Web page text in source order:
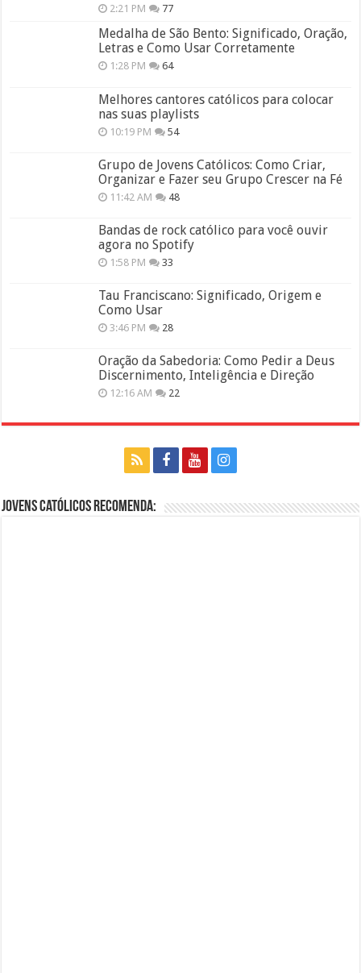
2:21 PM 77
Medalha de São Bento: Significado, Oração,
Letras e Como Usar Corretamente
1:28 PM 64
Melhores cantores católicos para colocar
nas suas playlists
10:19 PM 54
Grupo de Jovens Católicos: Como Criar,
Organizar e Fazer seu Grupo Crescer na Fé
11:42 AM 48
Bandas de rock católico para você ouvir
agora no Spotify
1:58 PM 33
Tau Franciscano: Significado, Origem e
Como Usar
3:46 PM 28
Oração da Sabedoria: Como Pedir a Deus
Discernimento, Inteligência e Direção
12:16 AM 22
Jovens Católicos Recomenda: